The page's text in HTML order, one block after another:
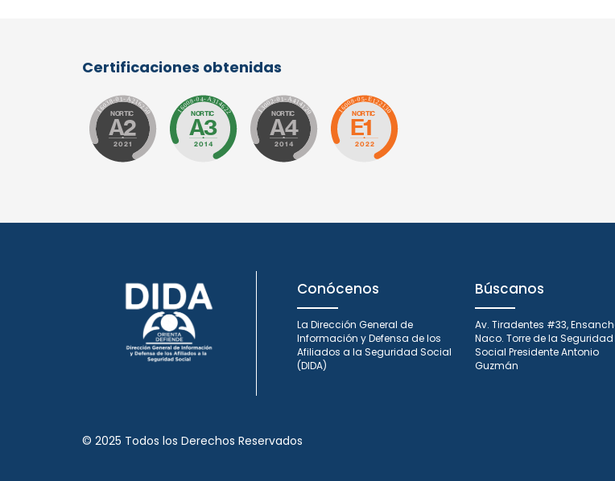
Certificaciones obtenidas
Conócenos
La Dirección General de
Información y Defensa de los
Afiliados a la Seguridad Social
(DIDA)
Búscanos
Av. Tiradentes #33,
Naco. Torre de la Seguridad
Social Presidente Antonio
Guzmán
© 2025 Todos los Derechos Reservados